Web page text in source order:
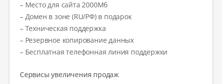
– Место для сайта 2000Мб
– Домен в зоне (RU/РФ) в подарок
– Техническая поддержка
– Резервное копирование данных
– Бесплатная телефонная линия поддержки
Сервисы увеличения продаж